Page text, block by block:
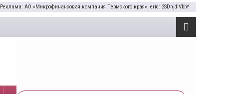
Реклама: АО «Микрофинансовая компания Пермского края», erid: 2SDnjdiVbbY